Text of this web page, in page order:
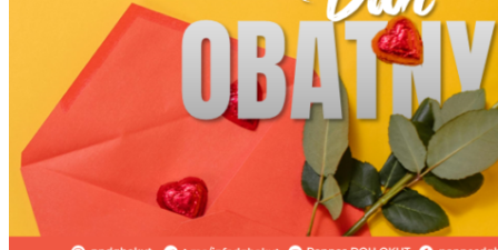
Hadits 07/08/2024